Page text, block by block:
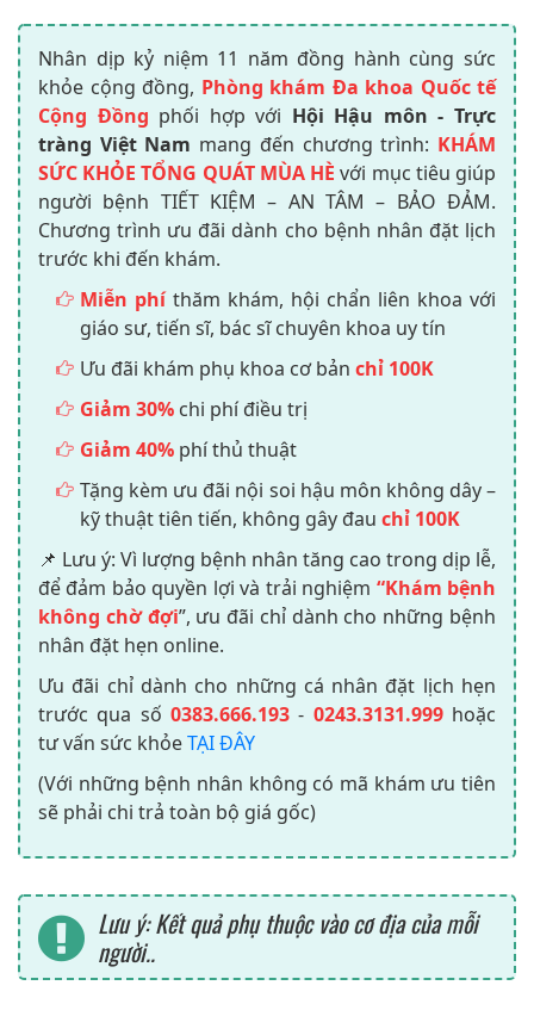
Nhân dịp kỷ niệm 11 năm đồng hành cùng sức
khỏe cộng đồng, Phòng khám Đa khoa Quốc tế
Cộng Đồng phối hợp với Hội Hậu môn - Trực
tràng Việt Nam mang đến chương trình: KHÁM
SỨC KHỎE TỔNG QUÁT MÙA HÈ với mục tiêu giúp
người bệnh TIẾT KIỆM – AN TÂM – BẢO ĐẢM.
Chương trình ưu đãi dành cho bệnh nhân đặt lịch
trước khi đến khám.
Miễn phíthăm khám, hội chẩn liên khoa với
giáo sư, tiến sĩ, bác sĩ chuyên khoa uy tín
Ưu đãi khám phụ khoa cơ bản chỉ 100K
Giảm 30% chi phí điều trị
Giảm 40% phí thủ thuật
Tặng kèm ưu đãi nội soi hậu môn không dây –
kỹ thuật tiên tiến, không gây đau chỉ 100K
📌 Lưu ý: Vì lượng bệnh nhân tăng cao trong dịp lễ,
để đảm bảo quyền lợi và trải nghiệm “Khám bệnh
không chờ đợi”, ưu đãi chỉ dành cho những bệnh
nhân đặt hẹn online.
Ưu đãi chỉ dành cho những cá nhân đặt lịch hẹn
trước qua số 0383.666.193 - 0243.3131.999hoặc
tư vấn sức khỏeTẠI ĐÂY
(Với những bệnh nhân không có mã khám ưu tiên
sẽ phải chi trả toàn bộ giá gốc)
Lưu ý: Kết quả phụ thuộc vào cơ địa của mỗi
người..